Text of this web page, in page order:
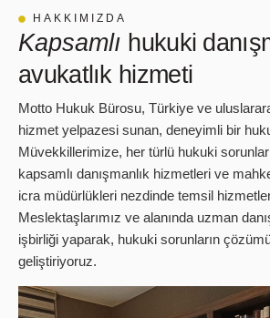
HAKKIMIZDA
Kapsamlı hukuki
avukatlık hizmeti
Motto Hukuk Bürosu, Türkiye ve
hizmet yelpazesi sunan, deneyimli bir
Müvekkillerimize, her türlü hukuki
kapsamlı danışmanlık hizmetleri ve
icra müdürlükleri nezdinde temsil
Meslektaşlarımız ve alanında uzman
işbirliği yaparak, hukuki sorunların
geliştiriyoruz.